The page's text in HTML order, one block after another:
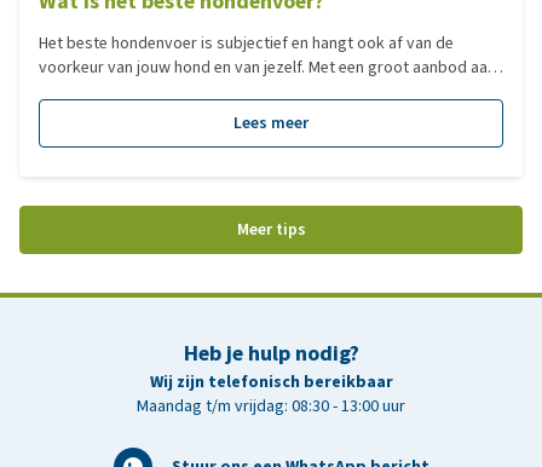
Het beste hondenvoer is subjectief en hangt ook af van de
voorkeur van jouw hond en van jezelf. Met een groot aanbod aan
gemaakt van de populairste voedingen per categorie!
Lees meer
Meer tips
Heb je hulp nodig?
Wij zijn telefonisch bereikbaar
Maandag t/m vrijdag: 08:30 - 13:00 uur